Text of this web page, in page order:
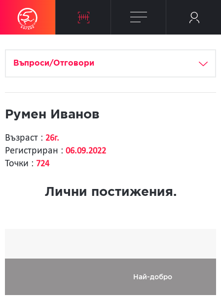
Въпроси/Отговори
Румен Иванов
Възраст : 26г.
Регистриран : 06.09.2022
Точки : 724
Лични постижения.
Най-добро